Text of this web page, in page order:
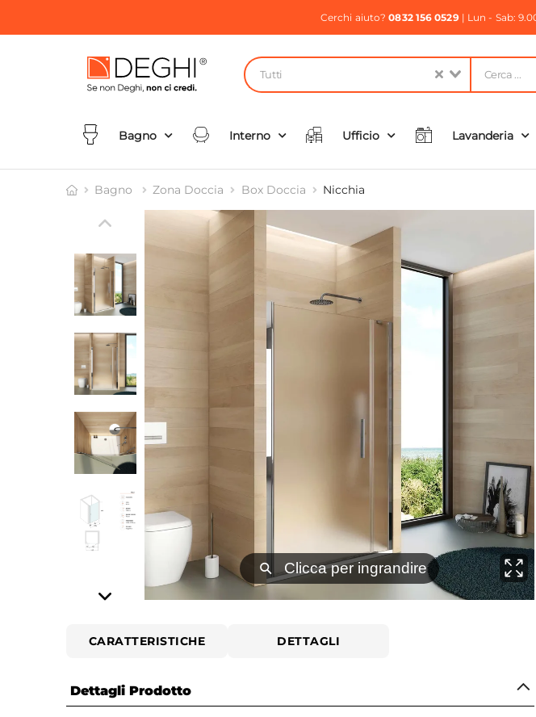
Cerchi aiuto?0832 156 0529| Lun - Sab:
Tutti
Bagno Interno Ufficio Lavanderia
Bagno Zona Doccia Box Doccia Nicchia
⚲ Clicca per ingrandire
CARATTERISTICHE DETTAGLI
Dettagli Prodotto